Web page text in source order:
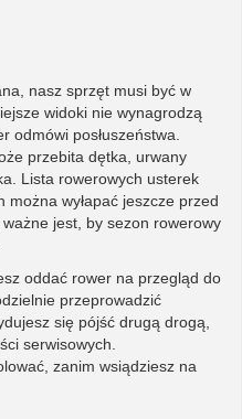
nasz sprzęt musi być w
widoki nie wynagrodzą
odmówi posłuszeństwa.
przebita dętka, urwany
Lista rowerowych usterek
można wyłapać jeszcze przed
jest, by sezon rowerowy
oddać rower na przegląd do
przeprowadzić
się pójść drugą drogą,
serwisowych.
zanim wsiądziesz na